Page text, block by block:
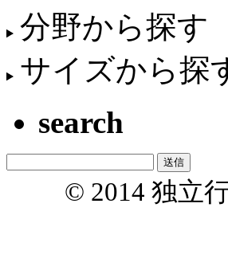
分野から探す
サイズから探
search
© 2014 独立